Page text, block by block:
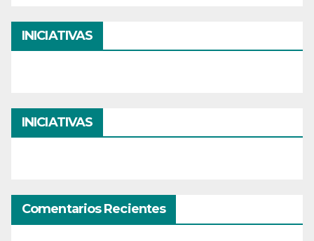
INICIATIVAS
INICIATIVAS
Comentarios Recientes